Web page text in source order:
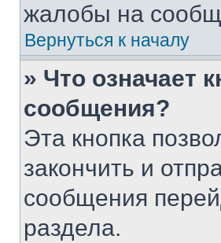
жалобы на
Вернуться к началу
» Что означает
сообщения?
Эта кнопка
закончить и
сообщения
раздела.